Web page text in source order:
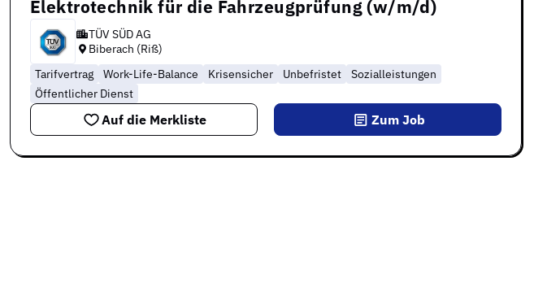
Elektrotechnik für die Fahrzeugprüfung (w/m/d)
TÜV SÜD AG
Biberach (Riß)
Tarifvertrag
Work-Life-Balance Krisensicher Unbefristet
Sozialleistungen
Öffentlicher Dienst
Auf die Merkliste Zum Job